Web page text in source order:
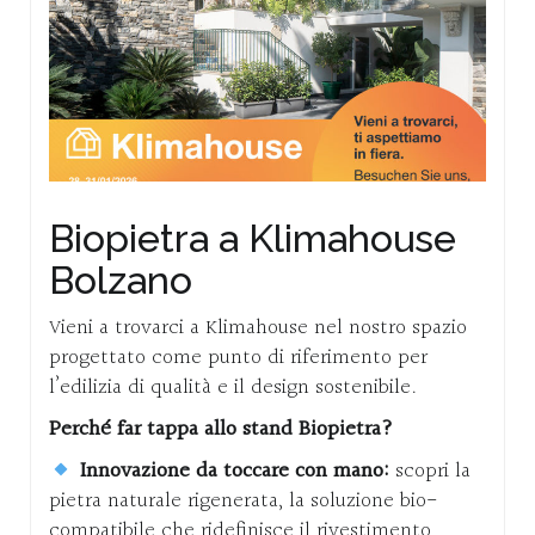
Biopietra a Klimahouse
Bolzano
Vieni a trovarci a Klimahouse nel nostro spazio
progettato come punto di riferimento per
l’edilizia di qualità e il design sostenibile.
Perché far tappa allo stand Biopietra?
Innovazione da toccare con mano: scopri la
pietra naturale rigenerata, la soluzione bio-